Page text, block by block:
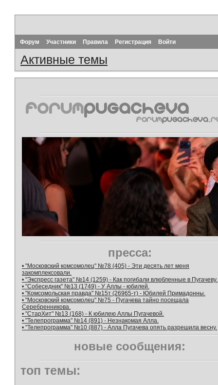
Форум Участники Правила Регистрация Войти
Активные темы
пресса:
• "Московский комсомолец" №78 (405) - Эти десять лет меня
закомплексовали.
• "Экспресс газета" №14 (1259) - Как погибали влюбленные в Пугачеву.
• "Собеседник" №13 (1749) - У Аллы - юбилей.
• "Комсомольская правда" №15т (26965-т) - Юбилей Примадонны.
• "Московский комсомолец" №75 - Пугачева тайно посещала
Серебренникова.
• "СтарХит" №13 (168) - К юбилею Аллы Пугачевой.
• "Телепрограмма" №14 (891) - Незнакомая Алла.
• "Телепрограмма" №10 (887) - Алла Пугачева опять разрешила весну.
новые сообщения:
топ темы: